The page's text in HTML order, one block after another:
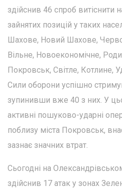
здійснив 46 спроб витіснити
зайнятих позицій у таких
Шахове, Новий Шахове,
Вільне, Новоекономічне,
Покровськ, Світле, Котлине,
Сили оборони успішно
зупинивши вже 40 з них. У
активні пошуково-ударні
поблизу міста Покровськ,
зазнає значних втрат.
Сьогодні на
здійснив 17 атак у зонах